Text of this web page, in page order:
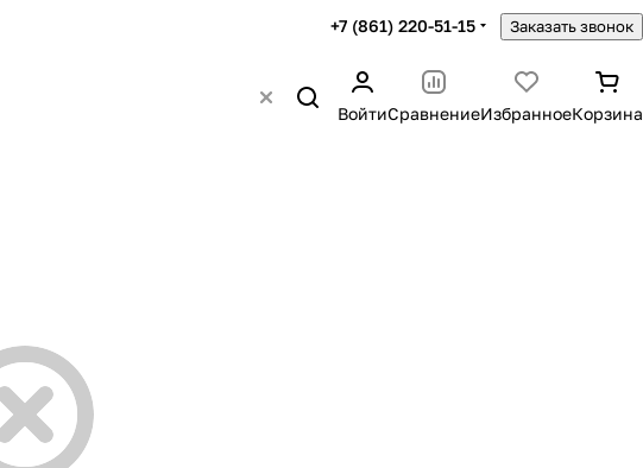
+7 (861) 220-51-15 Заказать звонок
ВойтиСравнениеИзбранноеКорзина